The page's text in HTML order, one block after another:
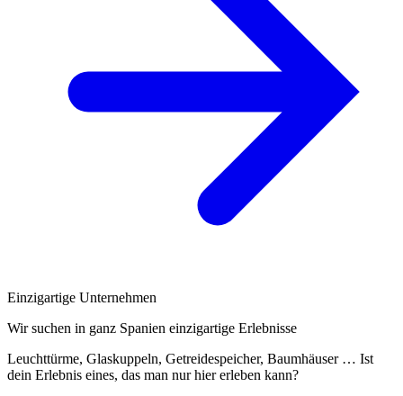
Einzigartige Unternehmen
Wir suchen in ganz Spanien einzigartige Erlebnisse
Leuchttürme, Glaskuppeln, Getreidespeicher, Baumhäuser … Ist
dein Erlebnis eines, das man nur hier erleben kann?